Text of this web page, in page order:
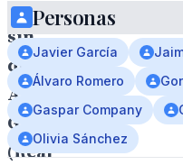
cuatro
sin
de
Amanda
Gil
(Real
Personas
Javier García
Álvaro Romero
Gaspar Company
Olivia Sánchez